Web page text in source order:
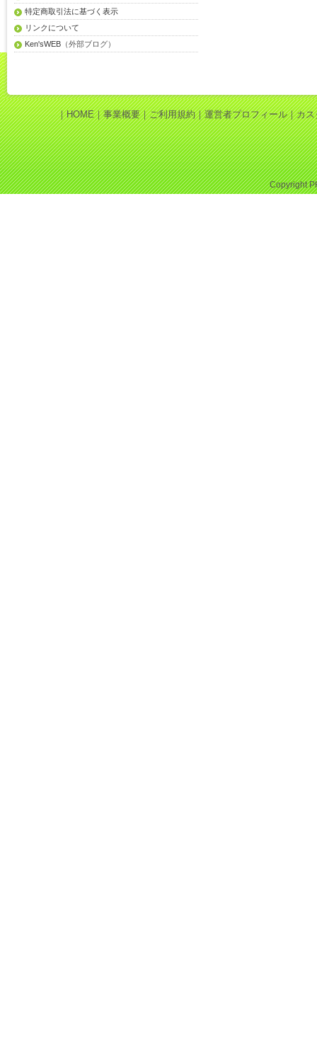
特定商取引法に基づく表示
リンクについて
Ken'sWEB （外部ブログ）
｜HOME｜事業概要｜ご利用規約｜運営者プロフィール｜カス
Copyright